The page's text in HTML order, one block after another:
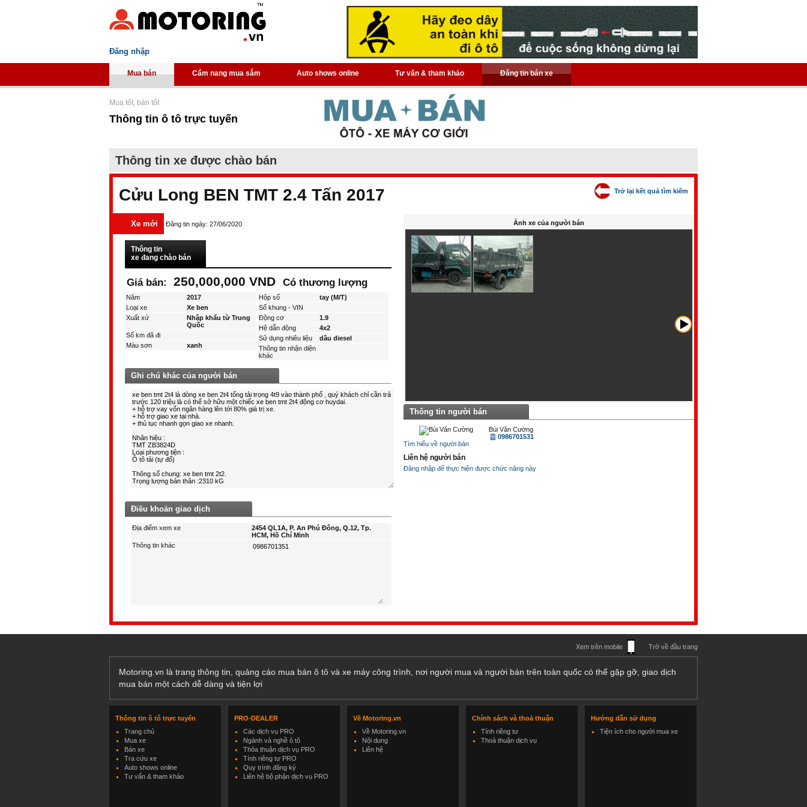
Đăng nhập
Mua bán Cẩm nang mua sắm Auto shows online Tư vấn & tham khảo Đăng tin bán xe
Mua tốt, bán tốt
Thông tin ô tô trực tuyến
Thông tin xe được chào bán
Cửu Long BEN TMT 2.4 Tấn 2017
Xe mới Đăng tin ngày: 27/06/2020
Thông tin
xe đang chào bán
Giá bán: 250,000,000 VND Có thương lượng
Năm
2017
Loại xe
Xe ben
Xuất xứ
Nhập khẩu từ Trung
Quốc
Số km đã đi
Màu sơn
xanh
Hộp số
tay (M/T)
Số khung - VIN
Động cơ
1.9
Hệ dẫn động
4x2
Sử dụng nhiêu liệu
dầu diesel
Thông tin nhận diện
khác
Ghi chú khác của người bán
Điều khoản giao dịch
Địa điểm xem xe
2454 QL1A, P. An Phú Đông, Q.12, Tp.
HCM, Hồ Chí Minh
Thông tin khác
Trở lại kết quả tìm kiếm
Ảnh xe của người bán
Thông tin người bán
Bùi Văn Cường
0986701531
Tìm hiểu về người bán
Liên hệ người bán
Đăng nhập để thực hiện được chức năng này
Xem trên mobile Trở về đầu trang
Motoring.vn là trang thông tin, quảng cáo mua bán ô tô và xe máy công trình, nơi người mua và người bán trên toàn quốc có thể gặp gỡ, giao dịch
mua bán một cách dễ dàng và tiện lợi
Thông tin ô tô trực tuyến
Trang chủ
Mua xe
Bán xe
Tra cứu xe
Auto shows online
Tư vấn & tham khảo
PRO-DEALER
Các dịch vụ PRO
Ngành và nghề ô tô
Thỏa thuận dịch vụ PRO
Tính riêng tư PRO
Quy trình đăng ký
Liên hệ bộ phận dịch vụ PRO
Về Motoring.vn
Về Motoring.vn
Nội dung
Liên hệ
Chính sách và thoả thuận
Tính riêng tư
Thoả thuận dịch vụ
Hướng dẫn sử dụng
Tiện ích cho người mua xe